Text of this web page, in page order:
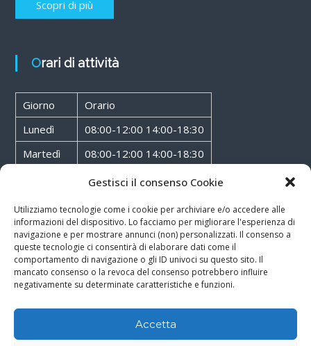
Gestisci il consenso Cookie
Utilizziamo tecnologie come i cookie per archiviare e/o accedere alle
informazioni del dispositivo. Lo facciamo per migliorare l'esperienza di
navigazione e per mostrare annunci (non) personalizzati. Il consenso a
queste tecnologie ci consentirà di elaborare dati come il
comportamento di navigazione o gli ID univoci su questo sito. Il
mancato consenso o la revoca del consenso potrebbero influire
negativamente su determinate caratteristiche e funzioni.
Accetta
Scopri di più
Orari di attività
Giorno
Orario
Lunedì
08:00-12:00 14:00-18:30
Martedì
08:00-12:00 14:00-18:30
08:00-12:00 14:00-18:30
Giovedì
08:00-12:00 14:00-18:30
Venerdì
08:00-12:00 14:00-18:30
Sabato
08:00-12:00